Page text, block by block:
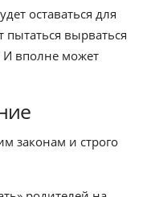
оставаться для
вырваться
И вполне может
законам и строго